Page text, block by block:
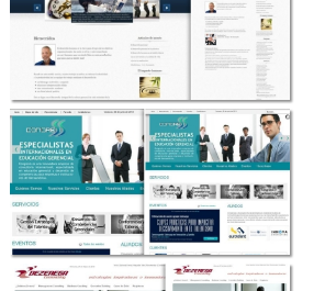
Contáctenos